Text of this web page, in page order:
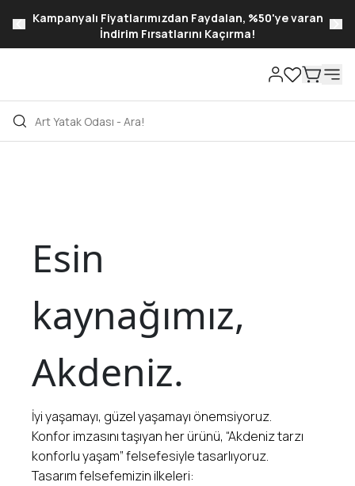
Kampanyalı Fiyatlarımızdan Faydalan, %50'ye varan
İndirim Fırsatlarını Kaçırma!
Esin
kaynağımız,
Akdeniz.
İyi yaşamayı, güzel yaşamayı önemsiyoruz.
Konfor imzasını taşıyan her ürünü, “Akdeniz tarzı
konforlu yaşam” felsefesiyle tasarlıyoruz.
Tasarım felsefemizin ilkeleri: